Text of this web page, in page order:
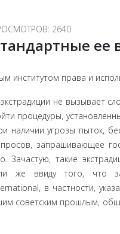
2640
ее
инсти­тутом права и
не вызывает
процедуры,
наличии угрозы пыток,
запрашивающее
такие
же ввиду того, что
в частности,
советским прошлым,